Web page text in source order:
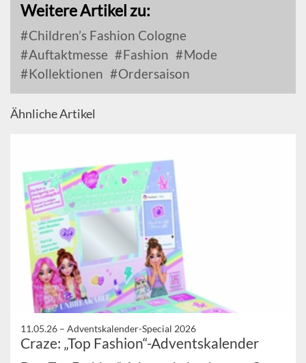
Weitere Artikel zu:
Children’s Fashion Cologne
Auftaktmesse
Fashion
Mode
Kollektionen
Ordersaison
Ähnliche Artikel
11.05.26 – Adventskalender-Special 2026
Craze: „Top Fashion“-Adventskalender